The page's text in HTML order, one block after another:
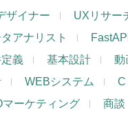
ザイナー
UXリサー
アナリスト
FastAPI
義
基本設計 動
WEBシステム C
マーケティング
商談